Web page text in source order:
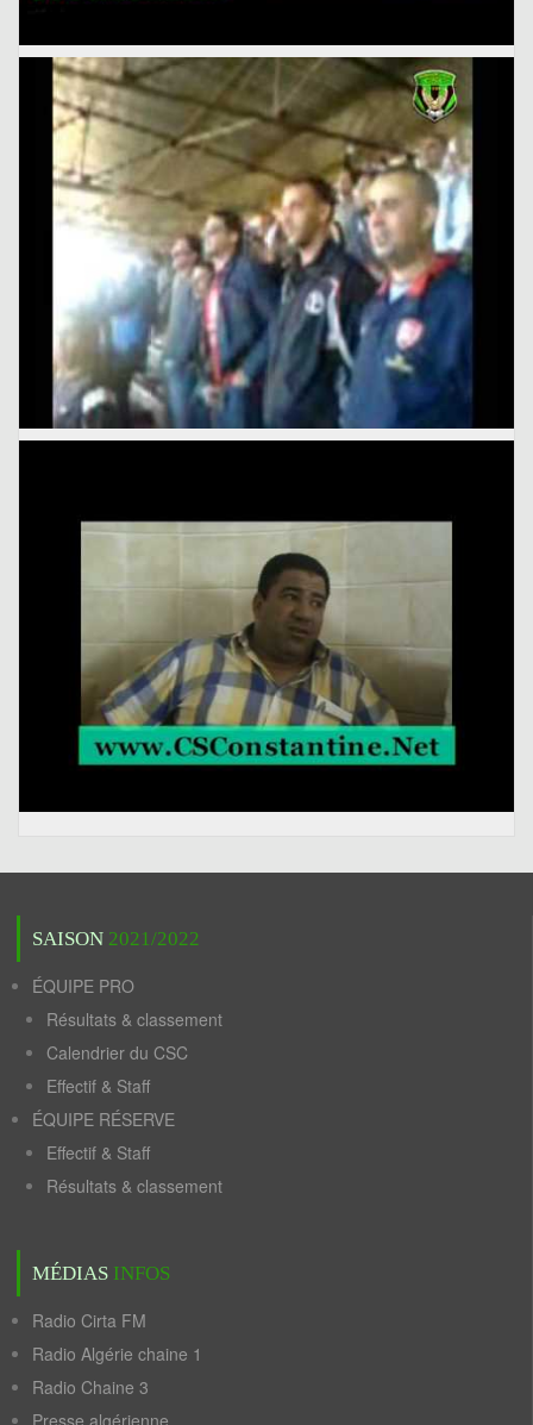
SAISON 2021/2022
ÉQUIPE PRO
Résultats & classement
Calendrier du CSC
Effectif & Staff
ÉQUIPE RÉSERVE
Effectif & Staff
Résultats & classement
MÉDIAS INFOS
Radio Cirta FM
Radio Algérie chaine 1
Radio Chaine 3
Presse algérienne